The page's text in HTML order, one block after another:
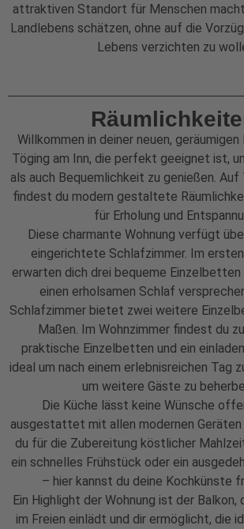
attraktiven Standort für Menschen
Landlebens schätzen, ohne auf die
Lebens verzichten zu
Willkommen in deiner neuen, geräumigen
Töging am Inn, die perfekt geeignet ist,
als auch Bequemlichkeit zu genießen.
findest du modern gestaltete
für Erholung und
Diese charmante Wohnung verfügt
eingerichtete Schlafzimmer. Im
erwarten dich drei bequeme Einzelbetten
einen erholsamen Schlaf
Schlafzimmer bietet zwei weitere
Maßen. Im Wohnzimmer findest du
praktische Einzelbetten und ein
ideal um nach einem erlebnisreichen Tag
um weitere Gäste zu
Die Küche lässt keine Wünsche
ausgestattet mit allen modernen Geräten
du für die Zubereitung köstlicher
ein schnelles Frühstück oder ein
– hier kannst du deine Kochkünste
Ein Highlight der Wohnung ist der Balkon,
im Freien einlädt und dir ermöglicht, die